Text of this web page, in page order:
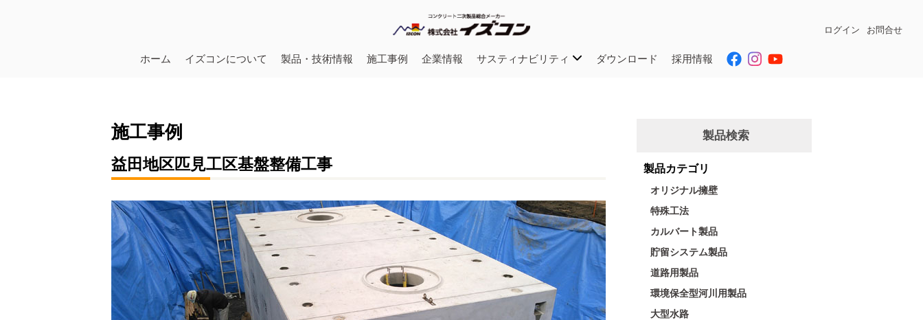
ログイン お問合せ
ホーム イズコンについて 製品・技術情報 施工事例 企業情報 サスティナビリティ ダウンロード 採用情報
施工事例
益田地区匹見工区基盤整備工事
製品検索
製品カテゴリ
オリジナル擁壁
特殊工法
カルバート製品
貯留システム製品
道路用製品
環境保全型河川用製品
大型水路